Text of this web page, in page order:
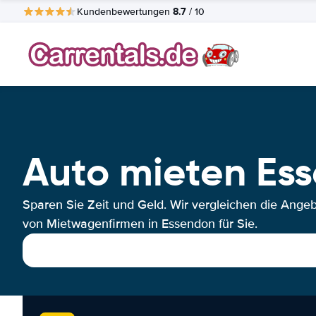
Kundenbewertungen 8.7 / 10
Auto mieten
Sparen Sie Zeit und Geld. Wir vergleichen die
von Mietwagenfirmen in Essendon für Sie.